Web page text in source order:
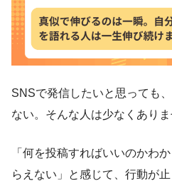
SNSで発信したいと思っても
ない。そんな人は少なくありま
「何を投稿すればいいのかわ
らえない」と感じて、行動が